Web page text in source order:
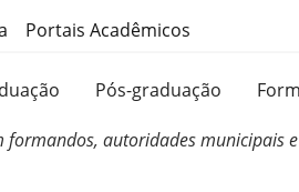
Portais Acadêmicos
Pós-graduação
autoridades